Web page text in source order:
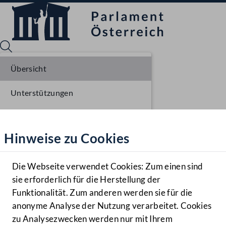
Hilfe
Benutzer
Navigationsmenü öffnen
MENÜ
Hinweise zu Cookies
Die Webseite verwendet Cookies: Zum einen sind
sie erforderlich für die Herstellung der
Funktionalität. Zum anderen werden sie für die
anonyme Analyse der Nutzung verarbeitet. Cookies
zu Analysezwecken werden nur mit Ihrem
Übersicht
Unterstützungen
Parlamentarisches Verfahren
Einlangen NR
Ausschussberatungen NR
Plenarberatungen NR